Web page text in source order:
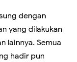
dengan
yang dilakukan
lainnya. Semua
hadir pun